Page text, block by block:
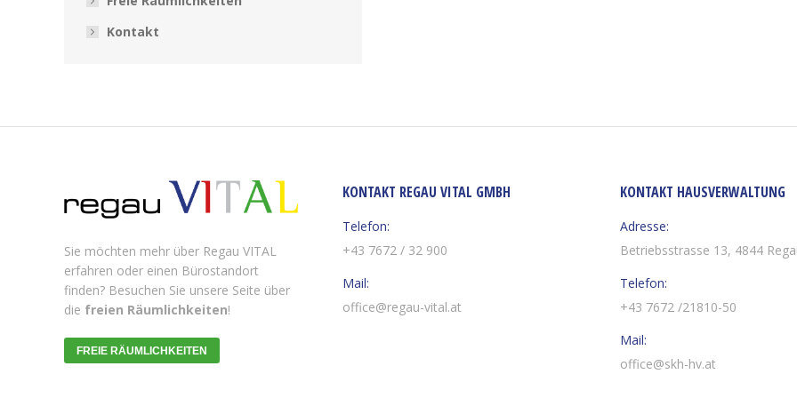
Kontakt
Sie möchten mehr über Regau VITAL
erfahren oder einen Bürostandort
finden? Besuchen Sie unsere Seite über
die freien Räumlichkeiten!
FREIE RÄUMLICHKEITEN
KONTAKT REGAU VITAL GMBH
Telefon:
+43 7672 / 32 900
Mail:
office@regau-vital.at
KONTAKT HAUSVERWALTUNG
Adresse:
Betriebsstrasse 13, 4844
Telefon:
+43 7672 /21810-50
Mail:
office@skh-hv.at